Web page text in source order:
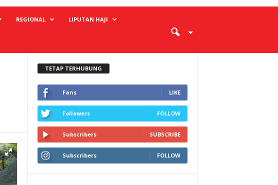
REGIONAL LIPUTAN HAJI
TETAP TERHUBUNG
Fans LIKE
Followers FOLLOW
Subscribers SUBSCRIBE
Subscribers FOLLOW